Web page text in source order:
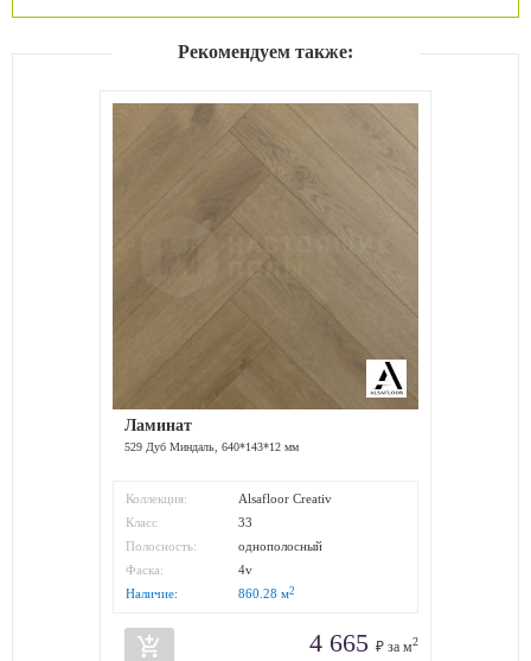
Рекомендуем также:
Ламинат
529 Дуб Миндаль, 640*143*12 мм
Коллекция:
Alsafloor Creativ
Класс
износостойкости:
33
Полосность:
однополосный
Фаска:
4v
Наличие:
860.28 м2
add_shopping_cart 4 665 ₽ за м2